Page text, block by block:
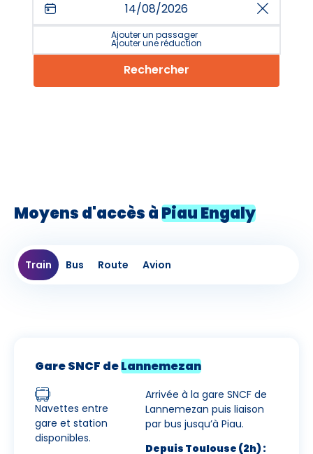
Ajouter un passager
Ajouter une réduction
Rechercher
Moyens d'accès àPiau Engaly
Train Bus Route Avion
Gare SNCF deLannemezan
Navettes entre
gare et station
disponibles.
Arrivée à la gare SNCF de
Lannemezan puis liaison
par bus jusqu’à Piau.
Depuis Toulouse (2h) :